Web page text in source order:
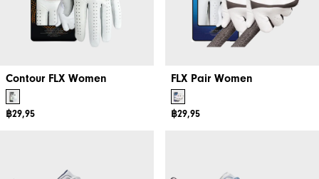
Contour FLX Women
฿29,95
FLX Pair Women
฿29,95